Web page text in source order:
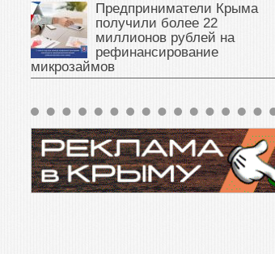
Предприниматели Крыма
получили более 22
миллионов рублей на
рефинансирование
микрозаймов